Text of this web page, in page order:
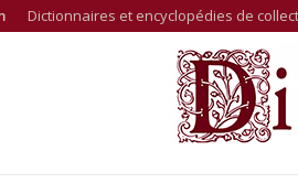
Dictionnaires et encyclopédies de